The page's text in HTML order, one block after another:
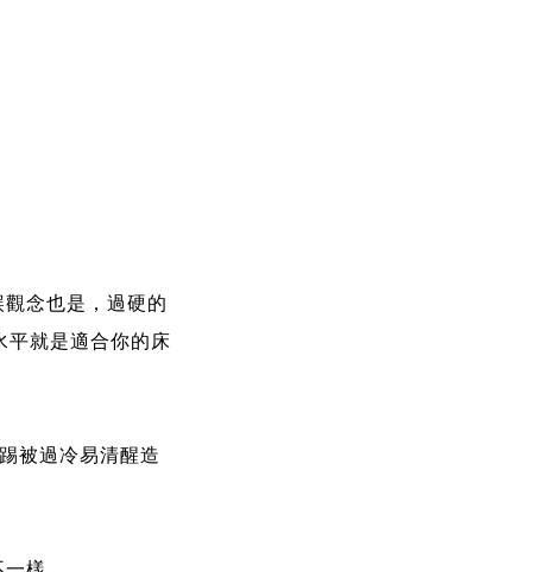
念也是，過硬的
平就是適合你的床
被過冷易清醒造